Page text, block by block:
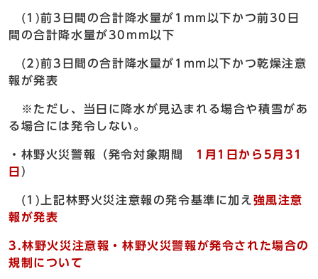
(1)前3日間の合計降水量が1mm以下かつ前30日
間の合計降水量が30mm以下
(2)前3日間の合計降水量が1mm以下かつ乾燥注意
報が発表
※ただし、当日に降水が見込まれる場合や積雪があ
る場合には発令しない。
・林野火災警報（発令対象期間
1月1日から5月31
日 ）
(1)上記林野火災注意報の発令基準に加え 強風注意
報が発表
3.林野火災注意報・林野火災警報が発令された場合の
規制について